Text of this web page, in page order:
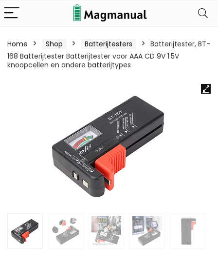
Home Shop Batterijtesters
Batterijtester, BT-
168 Batterijtester Batterijtester voor AAA CD 9V 1.5V
knoopcellen en andere batterijtypes